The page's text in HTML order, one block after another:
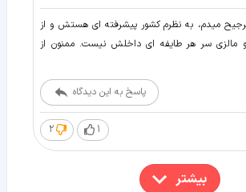
ترجيح ميدم، به نظرم كشور پيشرفته اي هستش و از
مالزي سر هر طايفه اي داخلش نيست. ممنون از
پاسخ به این دیدگاه
1
2
بیشتر